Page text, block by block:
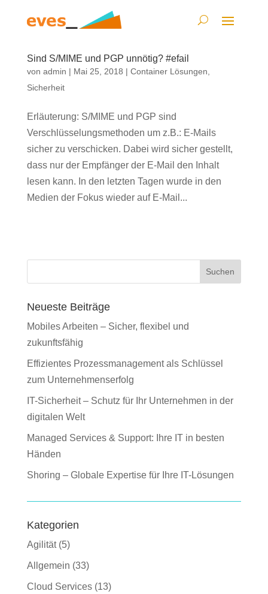
Sind S/MIME und PGP unnötig? #efail
von admin | Mai 25, 2018 | Container Lösungen
Sicherheit
Erläuterung: S/MIME und PGP sind
Verschlüsselungsmethoden um z.B.: E-Mails
sicher zu verschicken. Dabei wird sicher gestellt,
dass nur der Empfänger der E-Mail den Inhalt
lesen kann. In den letzten Tagen wurde in den
Medien der Fokus wieder auf E-Mail...
Suchen
Neueste Beiträge
Mobiles Arbeiten – Sicher, flexibel und
zukunftsfähig
Effizientes Prozessmanagement als Schlüssel
zum Unternehmenserfolg
IT-Sicherheit – Schutz für Ihr Unternehmen in der
digitalen Welt
Managed Services & Support: Ihre IT in besten
Händen
Shoring – Globale Expertise für Ihre IT-Lösungen
Kategorien
Agilität(5)
Allgemein (33)
Cloud Services(13)